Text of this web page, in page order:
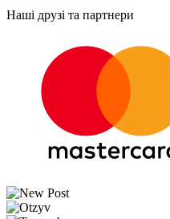
Наші друзі та партнери